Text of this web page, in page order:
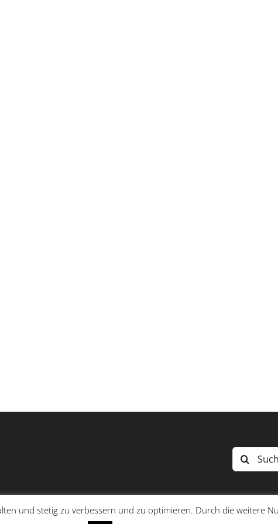
Suche
nach:
und stetig zu verbessern und zu optimieren. Durch die weitere